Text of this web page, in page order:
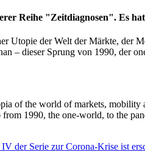
Reihe "Zeitdiagnosen". Es
Utopie der Welt der Märkte,
– dieser Sprung von 1990,
of the world of markets,
1990, the one-world, to the
der Serie zur Corona-Krise ist